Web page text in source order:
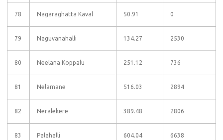
78 Nagaraghatta Kaval 50.91 0
79 Naguvanahalli 134.27 2530
80 Neelana Koppalu 251.12 736
81 Nelamane 516.03 2894
82 Neralekere 389.48 2806
83 Palahalli 604.04 6638